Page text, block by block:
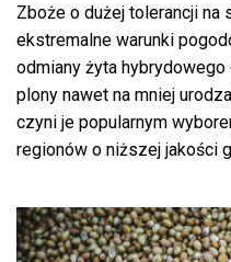
Zboże o dużej tolerancji na
ekstremalne warunki
odmiany żyta
plony nawet na mniej
czyni je popularnym
regionów o niższej jakości